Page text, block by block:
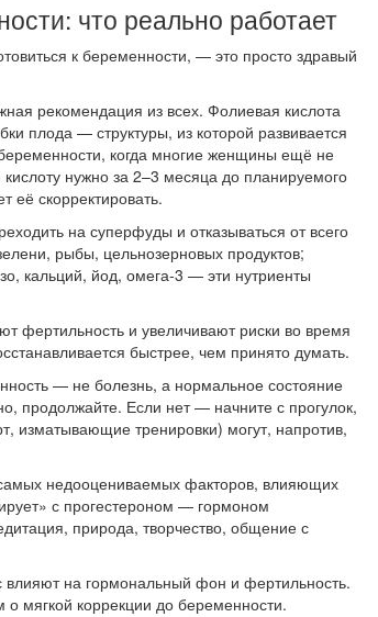
что реально работает
к беременности, — это просто здравый
рекомендация из всех. Фолиевая кислота
плода — структуры, из которой развивается
когда многие женщины ещё не
нужно за 2–3 месяца до планируемого
её скорректировать.
на суперфуды и отказываться от всего
рыбы, цельнозерновых продуктов;
кальций, йод, омега-3 — эти нутриенты
фертильность и увеличивают риски во время
быстрее, чем принято думать.
— не болезнь, а нормальное состояние
продолжайте. Если нет — начните с прогулок,
изматывающие тренировки) могут, напротив,
недооцениваемых факторов, влияющих
с прогестероном — гормоном
природа, творчество, общение с
влияют на гормональный фон и фертильность.
мягкой коррекции до беременности.